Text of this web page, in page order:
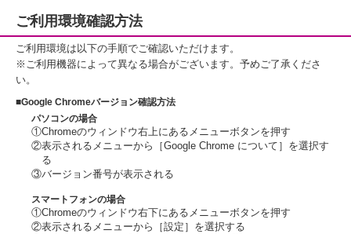
ご利用環境確認方法
ご利用環境は以下の手順でご確認いただけます。
※ご利用機器によって異なる場合がございます。予めご了承くださ
い。
■Google Chromeバージョン確認方法
パソコンの場合
①Chromeのウィンドウ右上にあるメニューボタンを押す
②表示されるメニューから［Google Chrome について］を選択す
る
③バージョン番号が表示される
スマートフォンの場合
①Chromeのウィンドウ右下にあるメニューボタンを押す
②表示されるメニューから［設定］を選択する